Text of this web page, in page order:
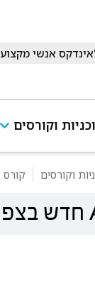
אנשי מקצוע
וקורסים
וקורסים קורס AEDP חדש בצפון הארץ